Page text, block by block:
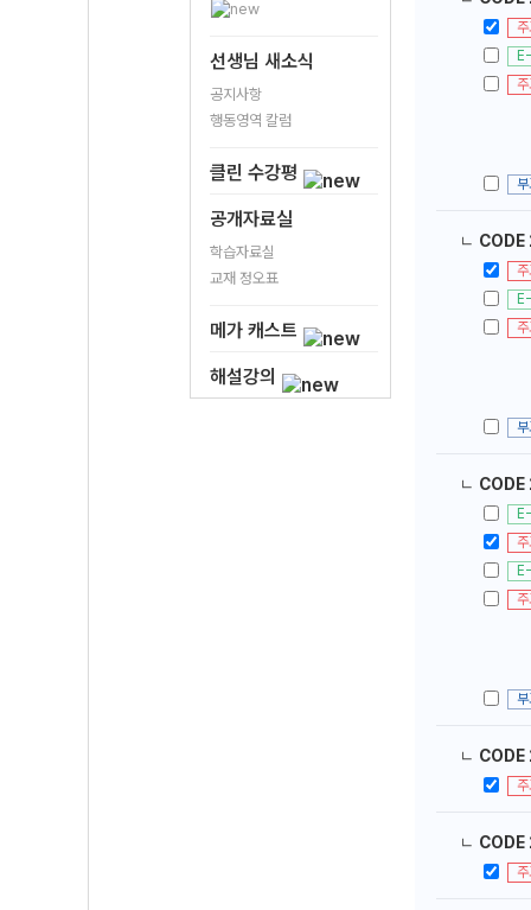
선생님 새소식
공지사항
행동영역 칼럼
클린 수강평
공개자료실
학습자료실
교재 정오표
메가 캐스트
해설강의
ㄴ CODE
ㄴ CODE
ㄴ CODE
ㄴ CODE